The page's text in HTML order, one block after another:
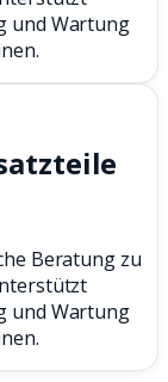
und Wartung
Beratung zu
und Wartung